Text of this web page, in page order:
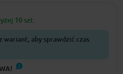
10 szt.
wariant, aby sprawdzić czas